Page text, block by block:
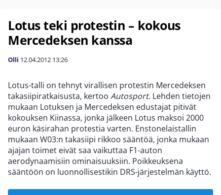
Lotus teki protestin – kokous
Mercedeksen kanssa
Olli 12.04.2012 13:26
Lotus-talli on tehnyt virallisen protestin Mercedeksen
takasiipiratkaisusta, kertoo Autosport. Lehden tietojen
mukaan Lotuksen ja Mercedeksen edustajat pitivät
kokouksen Kiinassa, jonka jälkeen Lotus maksoi 2000
euron käsirahan protestia varten. Enstonelaistallin
mukaan W03:n takasiipi rikkoo sääntöä, jonka mukaan
ajajan toimet eivät saa vaikuttaa F1-auton
aerodynaamisiin ominaisuuksiin. Poikkeuksena
sääntöön on luonnollisestikin DRS-järjestelmän käyttö.